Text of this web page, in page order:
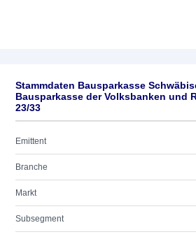
Stammdaten Bausparkasse
Bausparkasse der Volksbanken und
23/33
Emittent
Branche
Markt
Subsegment